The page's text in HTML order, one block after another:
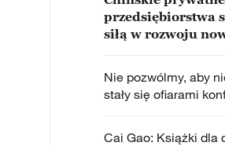
przedsiębiorstwa
siłą w rozwoju
Nie pozwólmy, aby
stały się ofiarami
Cai Gao: Książki dla